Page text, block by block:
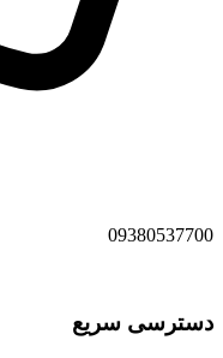
09380537700
دسترسی سریع